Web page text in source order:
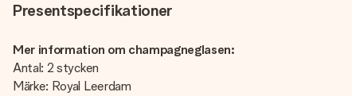
Presentspecifikationer
Mer information om champagneglasen:
Antal: 2 stycken
Märke: Royal Leerdam